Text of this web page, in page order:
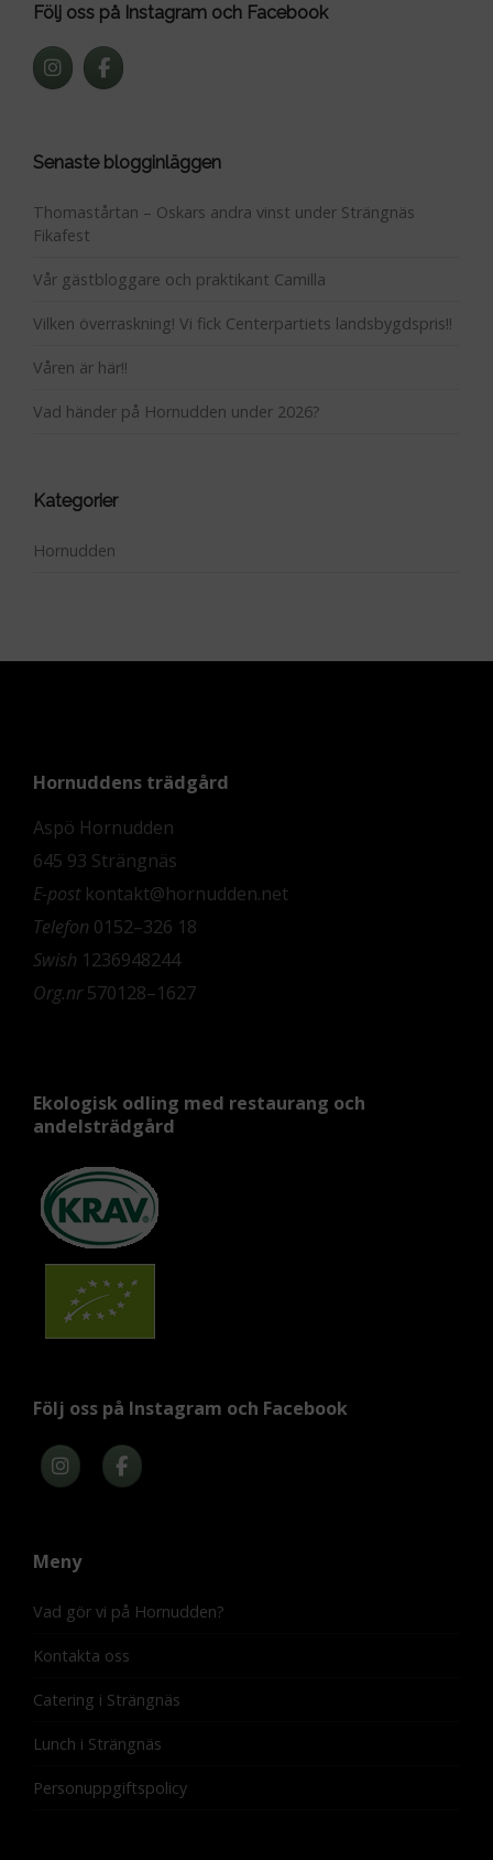
Följ oss på Instagram och Facebook
Senaste blogginläggen
Thomastårtan – Oskars andra vinst under Strängnäs
Fikafest
Vår gästbloggare och praktikant Camilla
Vilken överraskning! Vi fick Centerpartiets landsbygdspris!!
Våren är här!!
Vad händer på Hornudden under 2026?
Kategorier
Hornudden
Hornuddens trädgård
Aspö Hornudden
645 93 Strängnäs
E-postkontakt@hornudden.net
Telefon 0152–326 18
Swish 1236948244
Org.nr570128–1627
Ekologisk odling med restaurang och
andelsträdgård
Följ oss på Instagram och Facebook
Meny
Vad gör vi på Hornudden?
Kontakta oss
Catering i Strängnäs
Lunch i Strängnäs
Personuppgiftspolicy